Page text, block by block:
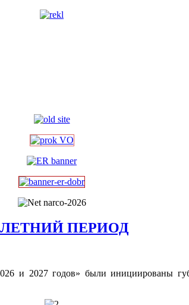
ПЕРИОД
и 2027 годов» были инициированы